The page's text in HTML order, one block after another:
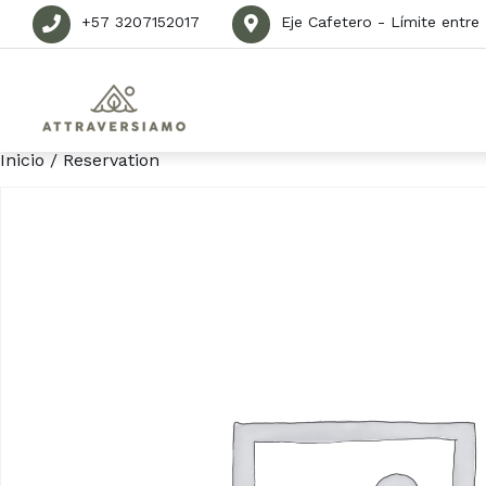
+57 3207152017 Eje Cafetero - Límite entre
Inicio / Reservation